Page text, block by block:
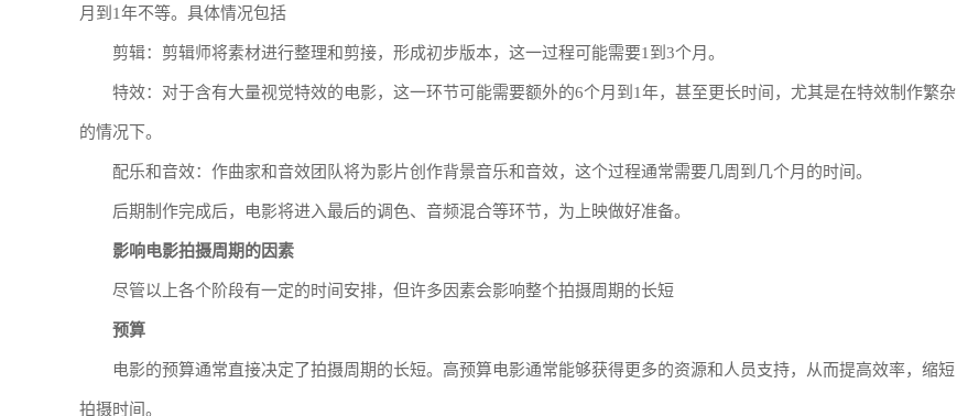
月到1年不等。具体情况包括
剪辑：剪辑师将素材进行整理和剪接，形成初步版本，这一过程可能需要1到3个月。
特效：对于含有大量视觉特效的电影，这一环节可能需要额外的6个月到1年，甚至更长时间，尤其是在特效制作繁杂
的情况下。
配乐和音效：作曲家和音效团队将为影片创作背景音乐和音效，这个过程通常需要几周到几个月的时间。
后期制作完成后，电影将进入最后的调色、音频混合等环节，为上映做好准备。
影响电影拍摄周期的因素
尽管以上各个阶段有一定的时间安排，但许多因素会影响整个拍摄周期的长短
预算
电影的预算通常直接决定了拍摄周期的长短。高预算电影通常能够获得更多的资源和人员支持，从而提高效率，缩短
拍摄时间。